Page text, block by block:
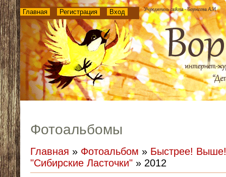
Главная Регистрация Вход
Фотоальбомы
Главная » Фотоальбом » Быстрее!
"Сибирские Ласточки" » 2012